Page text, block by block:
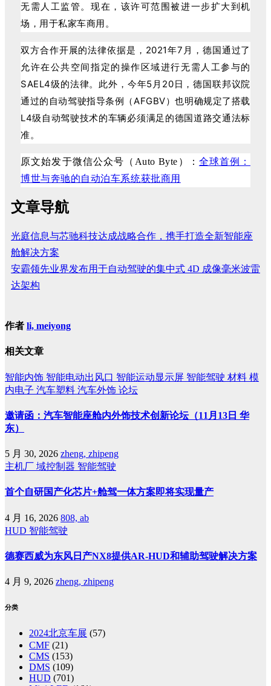
无需人工监管。现在，该许可范围被进一步扩大到机
场，用于私家车商用。
双方合作开展的法律依据是，2021年7月，德国通过了
允许在公共空间指定的操作区域进行无需人工参与的
SAEL4级的法律。 此外，今年5月20日，德国联邦议院
通过的自动驾驶指导条例（AFGBV）也明确规定了搭载
L4级自动驾驶技术的车辆必须满足的德国道路交通法标
准。
原文始发于微信公众号（Auto Byte）： 全球首例：
博世与奔驰的自动泊车系统获批商用
文章导航
光庭信息与芯驰科技达成战略合作，携手打造全新智能座
舱解决方案
安霸领先业界发布用于自动驾驶的集中式 4D 成像毫米波雷
达架构
作者 li, meiyong
相关文章
智能内饰 智能电动出风口 智能运动显示屏 智能驾驶 材料 模
内电子 汽车塑料 汽车外饰 论坛
邀请函：汽车智能座舱内外饰技术创新论坛（11月13日 华
东）
5 月 30, 2026 zheng, zhipeng
主机厂 域控制器 智能驾驶
首个自研国产化芯片+舱驾一体方案即将实现量产
4 月 16, 2026 808, ab
HUD 智能驾驶
德赛西威为东风日产NX8提供AR-HUD和辅助驾驶解决方案
4 月 9, 2026 zheng, zhipeng
分类
2024北京车展 (57)
CMF (21)
CMS (153)
DMS (109)
HUD (701)